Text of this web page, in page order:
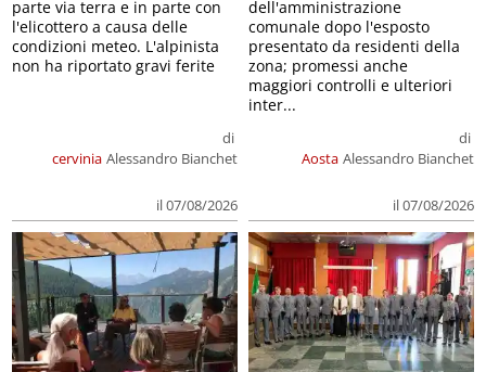
cervinia
di
Alessandro Bianchet
il 07/08/2026
parte via terra e in parte con
l'elicottero a causa delle
condizioni meteo. L'alpinista
non ha riportato gravi ferite
Aosta
di
Alessandro Bianchet
il 07/08/2026
dell'amministrazione
comunale dopo l'esposto
presentato da residenti della
zona; promessi anche
maggiori controlli e ulteriori
inter...